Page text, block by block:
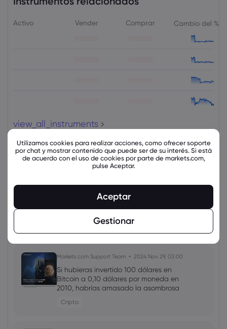
Activo Vender Comprar Cambio del %
view_all_instruments
latest_education_articles Mostrar más
Criptomonedas 2025: análisis de las
comportamiento comercial
Markets.com Support Team 2024 Nov 29, 03:00
Si hubieras invertido 100 dólares en
Bitcoin a 0,10 dólares por moneda en
2010, habrías amasado la asombrosa
Cripto
Utilizamos cookies para realizar acciones, como ofrecer soporte
por chat y mostrar contenido que puede ser de su interés. Si está
de acuerdo con el uso de cookies por parte de markets.com,
pulse Aceptar.
Aceptar
Gestionar